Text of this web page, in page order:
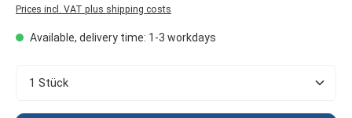
Prices incl. VAT plus shipping costs
Available, delivery time: 1-3 workdays
Product Quantity: Enter the desired amount or